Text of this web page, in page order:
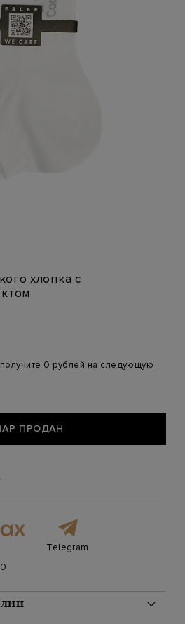
хлопка с
0 рублей на следующую
ПРОДАН
Telegram